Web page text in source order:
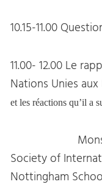
10.15-11.00
11.00- 12.00 Le
Nations Unies
et les réactions qu’il a
Monsieur
Society of
Nottingham